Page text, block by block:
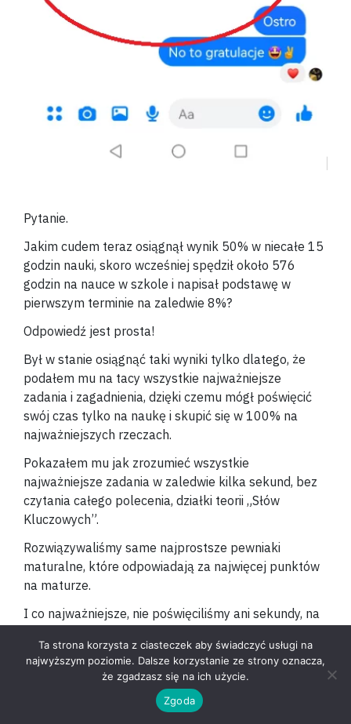
Pytanie.
Jakim cudem teraz osiągnął wynik 50% w niecałe 15
godzin nauki, skoro wcześniej spędził około 576
godzin na nauce w szkole i napisał podstawę w
pierwszym terminie na zaledwie 8%?
Odpowiedź jest prosta!
Był w stanie osiągnąć taki wyniki tylko dlatego, że
podałem mu na tacy wszystkie najważniejsze
zadania i zagadnienia, dzięki czemu mógł poświęcić
swój czas tylko na naukę i skupić się w 100% na
najważniejszych rzeczach.
Pokazałem mu jak zrozumieć wszystkie
najważniejsze zadania w zaledwie kilka sekund, bez
czytania całego polecenia, działki teorii „Słów
Kluczowych”.
Rozwiązywaliśmy same najprostsze pewniaki
maturalne, które odpowiadają za najwięcej punktów
na maturze.
I co najważniejsze, nie poświęciliśmy ani sekundy, na
rozwiązywać. Czyli te, które są trudne, czasochłonne i
dają mało punktów na egzaminie.
Ta strona korzysta z ciasteczek aby świadczyć usługi na
najwyższym poziomie. Dalsze korzystanie ze strony oznacza,
że zgadzasz się na ich użycie.
Zgoda